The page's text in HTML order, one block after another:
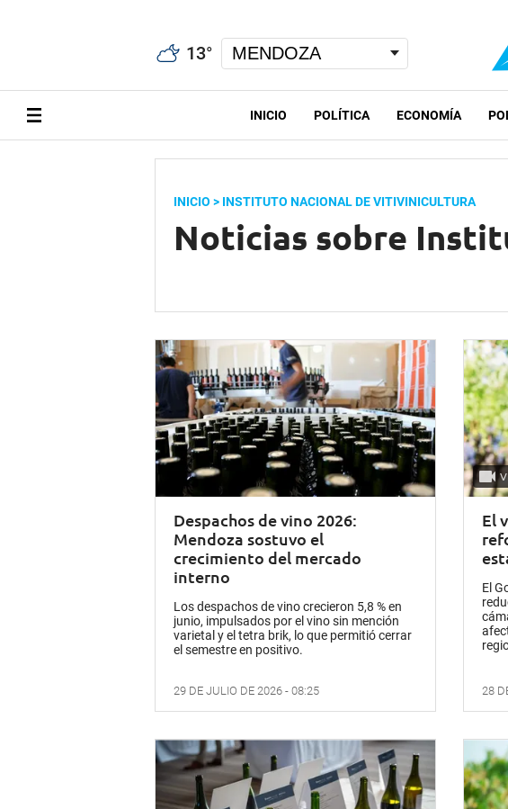
13°
INICIO POLÍTICA ECONOMÍA
INICIO > INSTITUTO NACIONAL DE VITIVINICULTURA
Noticias sobre
Despachos de vino 2026:
Mendoza sostuvo el
crecimiento del mercado
interno
Los despachos de vino crecieron 5,8 % en
junio, impulsados por el vino sin mención
varietal y el tetra brik, lo que permitió cerrar
el semestre en positivo.
29 DE JULIO DE 2026 - 08:25
El
El
28